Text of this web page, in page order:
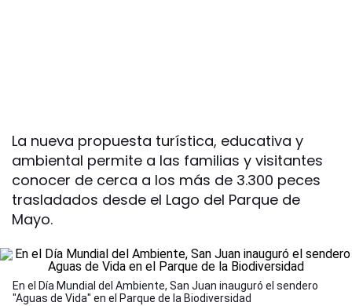
La nueva propuesta turística, educativa y
ambiental permite a las familias y visitantes
conocer de cerca a los más de 3.300 peces
trasladados desde el Lago del Parque de
Mayo.
En el Día Mundial del Ambiente, San Juan inauguró el sendero
"Aguas de Vida" en el Parque de la Biodiversidad